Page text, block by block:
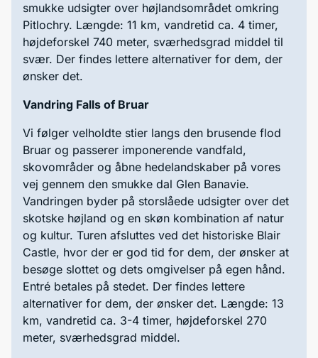
smukke udsigter over højlandsområdet omkring
Pitlochry. Længde: 11 km, vandretid ca. 4 timer,
højdeforskel 740 meter, sværhedsgrad middel til
svær. Der findes lettere alternativer for dem, der
ønsker det.
Vandring Falls of Bruar
Vi følger velholdte stier langs den brusende flod
Bruar og passerer imponerende vandfald,
skovområder og åbne hedelandskaber på vores
vej gennem den smukke dal Glen Banavie.
Vandringen byder på storslåede udsigter over det
skotske højland og en skøn kombination af natur
og kultur. Turen afsluttes ved det historiske Blair
Castle, hvor der er god tid for dem, der ønsker at
besøge slottet og dets omgivelser på egen hånd.
Entré betales på stedet. Der findes lettere
alternativer for dem, der ønsker det. Længde: 13
km, vandretid ca. 3-4 timer, højdeforskel 270
meter, sværhedsgrad middel.